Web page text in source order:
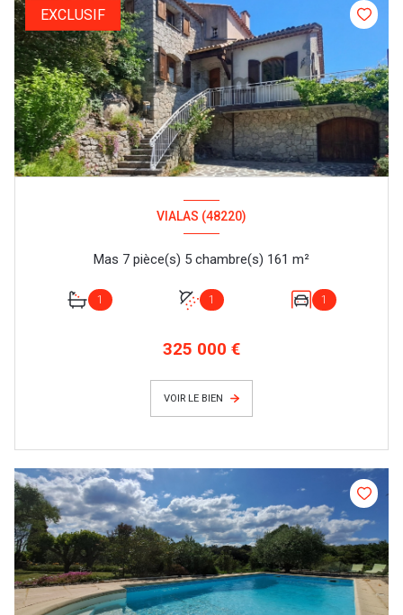
EXCLUSIF
VIALAS (48220)
Mas 7 pièce(s) 5 chambre(s) 161 m²
1 1 1
325 000 €
VOIR LE BIEN